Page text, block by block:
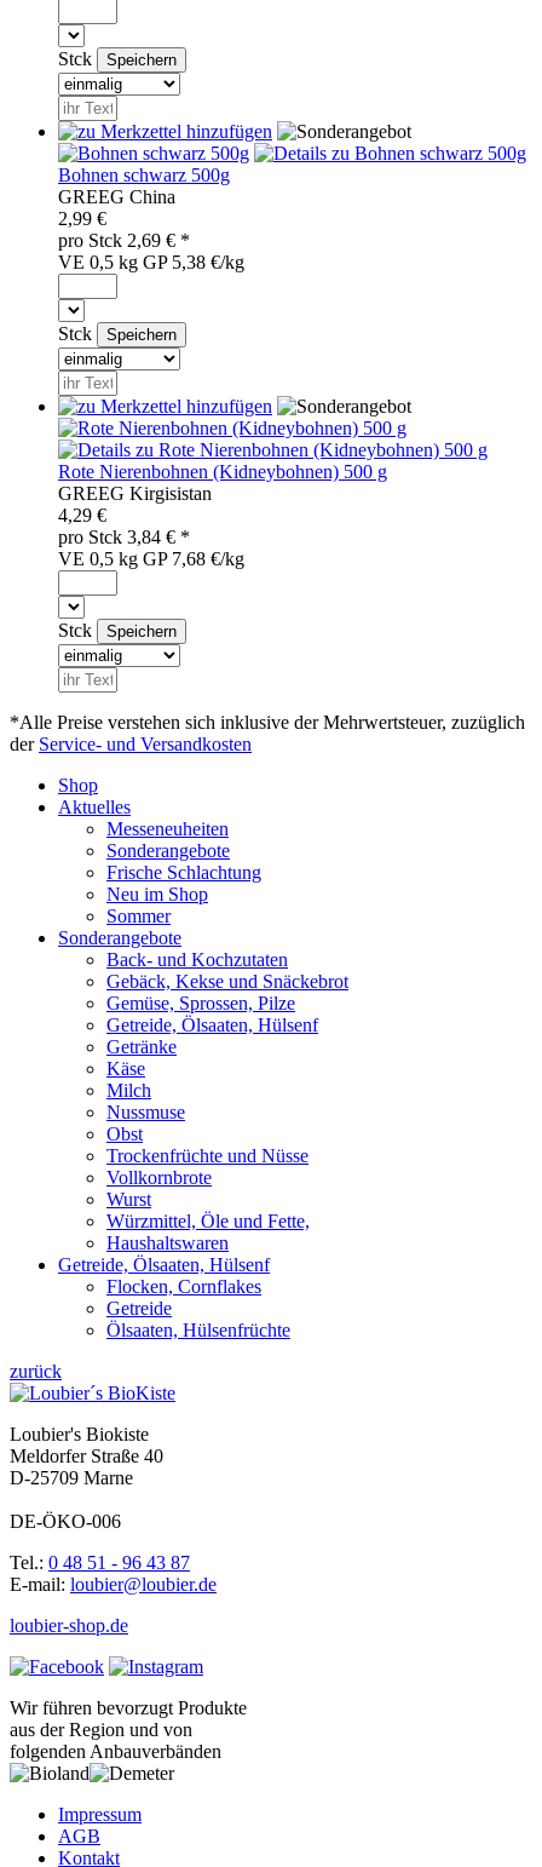
Stck
Bohnen schwarz 500g
GREEG China
2,99 €
pro Stck 2,69 € *
VE 0,5 kg GP 5,38 €/kg
Stck
Rote Nierenbohnen (Kidneybohnen) 500 g
GREEG Kirgisistan
4,29 €
pro Stck 3,84 € *
VE 0,5 kg GP 7,68 €/kg
Stck
*Alle Preise verstehen sich inklusive der Mehrwertsteuer, zuzüglich
der Service- und Versandkosten
Shop
Aktuelles
Messeneuheiten
Sonderangebote
Frische Schlachtung
Neu im Shop
Sommer
Sonderangebote
Back- und Kochzutaten
Gebäck, Kekse und Snäckebrot
Gemüse, Sprossen, Pilze
Getreide, Ölsaaten, Hülsenf
Getränke
Käse
Milch
Nussmuse
Obst
Trockenfrüchte und Nüsse
Vollkornbrote
Wurst
Würzmittel, Öle und Fette,
Haushaltswaren
Getreide, Ölsaaten, Hülsenf
Flocken, Cornflakes
Getreide
Ölsaaten, Hülsenfrüchte
zurück
Loubier's Biokiste
Meldorfer Straße 40
D-25709 Marne
DE-ÖKO-006
Tel.: 0 48 51 - 96 43 87
E-mail: loubier@loubier.de
loubier-shop.de
Wir führen bevorzugt Produkte
aus der Region und von
folgenden Anbauverbänden
Impressum
AGB
Kontakt